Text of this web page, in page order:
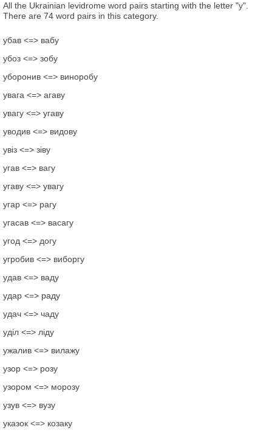
All the Ukrainian levidrome word pairs starting with the letter "у".
There are 74 word pairs in this category.
убав <=> вабу
убоз <=> зобу
уборонив <=> виноробу
увага <=> агаву
увагу <=> угаву
уводив <=> видову
увіз <=> зіву
угав <=> вагу
угаву <=> увагу
угар <=> рагу
угасав <=> васагу
угод <=> догу
угробив <=> виборгу
удав <=> ваду
удар <=> раду
удач <=> чаду
уділ <=> ліду
ужалив <=> вилажу
узор <=> розу
узором <=> морозу
узув <=> вузу
указок <=> козаку